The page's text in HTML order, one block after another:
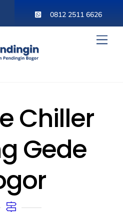
0812 2511 6626
Chiller
Gede